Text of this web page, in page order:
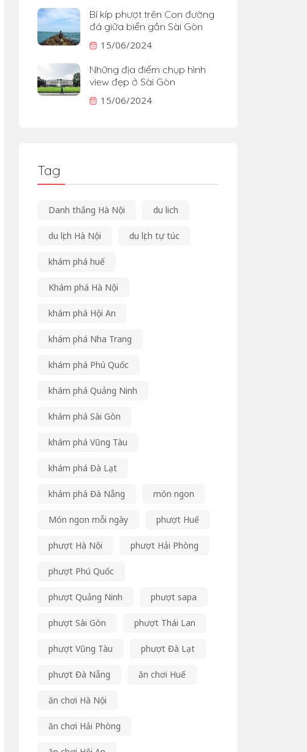
Bí kíp phượt trên Con đường
đá giữa biển gần Sài Gòn
15/06/2024
Những địa điểm chụp hình
view đẹp ở Sài Gòn
15/06/2024
Tag
Danh thắng Hà Nội du lich
du lịch Hà Nội du lịch tự túc
khám phá huế
Khám phá Hà Nội
khám phá Hội An
khám phá Nha Trang
khám phá Phú Quốc
khám phá Quảng Ninh
khám phá Sài Gòn
khám phá Vũng Tàu
khám phá Đà Lạt
khám phá Đà Nẵng món ngon
Món ngon mỗi ngày phượt Huế
phượt Hà Nội phượt Hải Phòng
phượt Phú Quốc
phượt Quảng Ninh phượt sapa
phượt Sài Gòn phượt Thái Lan
phượt Vũng Tàu phượt Đà Lạt
phượt Đà Nẵng ăn chơi Huế
ăn chơi Hà Nội
ăn chơi Hải Phòng